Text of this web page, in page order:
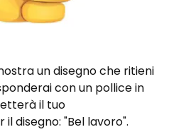
un disegno che ritieni
con un pollice in
il tuo
disegno: "Bel lavoro".